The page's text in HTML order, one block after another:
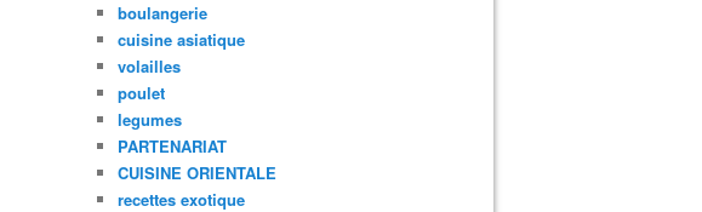
boulangerie
cuisine asiatique
volailles
poulet
legumes
PARTENARIAT
CUISINE ORIENTALE
recettes exotique